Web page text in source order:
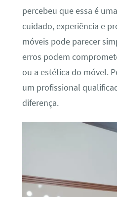
percebeu que essa é
cuidado, experiência e
móveis pode parecer
erros podem
ou a estética do móvel.
um profissional
diferença.